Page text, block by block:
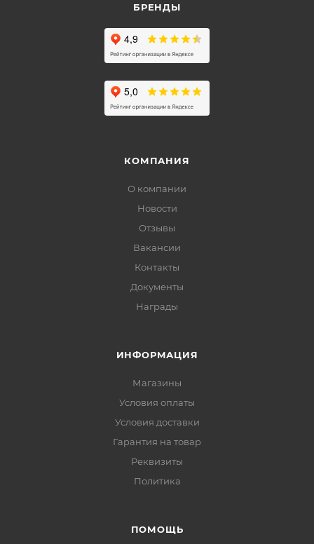
БРЕНДЫ
КОМПАНИЯ
О компании
Новости
Отзывы
Вакансии
Контакты
Документы
Награды
ИНФОРМАЦИЯ
Магазины
Условия оплаты
Условия доставки
Гарантия на товар
Реквизиты
Политика
ПОМОЩЬ